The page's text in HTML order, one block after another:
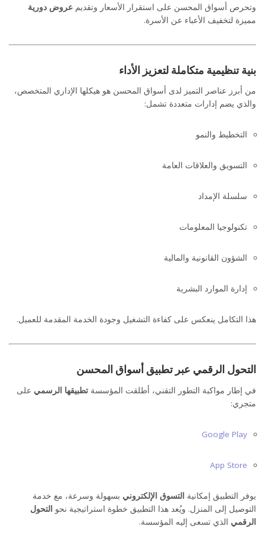
وتحرص أسواق المحسن على استقرار الأسعار وتقديم عروض دورية
مميزة لتخفيف الأعباء عن الأسرة.
بنية تنظيمية متكاملة لتعزيز الأداء
من أبرز عناصر التميز لدى أسواق المحسن هو هيكلها الإداري المتخصص،
والذي يضم إدارات متعددة تشمل:
التخطيط والنمو
التسويق والعلاقات العامة
سلسلة الإمداد
تكنولوجيا المعلومات
الشؤون القانونية والمالية
إدارة الموارد البشرية
هذا التكامل ينعكس على كفاءة التشغيل وجودة الخدمة المقدمة للعميل.
التحول الرقمي عبر تطبيق أسواق المحسن
في إطار مواكبة التطور التقني، أطلقت المؤسسة تطبيقها الرسمي على
متجري:
Google Play
App Store
يوفر التطبيق إمكانية التسوق الإلكتروني بسهولة وسرعة، مع خدمة
التوصيل إلى المنزل. ويُعد هذا التطبيق خطوة استراتيجية نحو التحول
الرقمي الذي تسعى إليه المؤسسة.